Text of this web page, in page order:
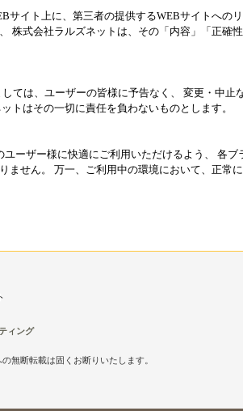
サイト上に、第三者の提供するWEBサイトへの
株式会社ラルズネットは、その「内容」「正確
ては、ユーザーの皆様に予告なく、 変更・中
トはその一切に責任を負わないものとします。
ーザー様に快適にご利用いただけるよう、 各ブ
ません。 万一、ご利用中の環境において、正常
ィング
無断転載は固くお断りいたします。